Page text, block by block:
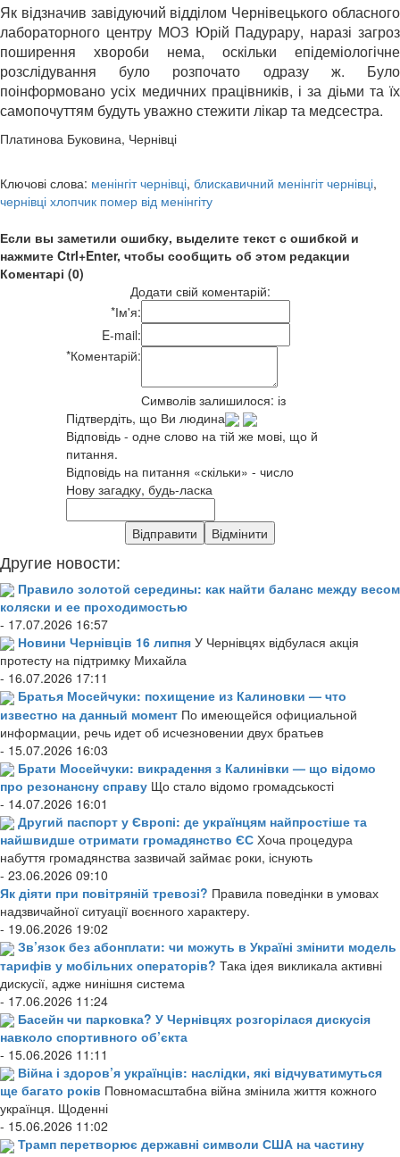
Як відзначив завідуючий відділом Чернівецького обласного
лабораторного центру МОЗ Юрій Падурару, наразі загроз
поширення хвороби нема, оскільки епідеміологічне
розслідування було розпочато одразу ж. Було
поінформовано усіх медичних працівників, і за діьми та їх
самопочуттям будуть уважно стежити лікар та медсестра.
Платинова Буковина, Чернівці
Ключові слова: менінгіт чернівці, блискавичний менінгіт чернівці,
чернівці хлопчик помер від менінгіту
Если вы заметили ошибку, выделите текст с ошибкой и
нажмите Ctrl+Enter, чтобы сообщить об этом редакции
Коментарі (0)
Додати свій коментарій:
*Ім'я:
E-mail:
*Коментарій:
Символів залишилося: із
Підтвердіть, що Ви людина
Відповідь - одне слово на тій же мові, що й
питання.
Відповідь на питання «скільки» - число
Нову загадку, будь-ласка
Другие новости:
Правило золотой середины: как найти баланс между весом
коляски и ее проходимостью
- 17.07.2026 16:57
Новини Чернівців 16 липня У Чернівцях відбулася акція
протесту на підтримку Михайла
- 16.07.2026 17:11
Братья Мосейчуки: похищение из Калиновки — что
известно на данный момент По имеющейся официальной
информации, речь идет об исчезновении двух братьев
- 15.07.2026 16:03
Брати Мосейчуки: викрадення з Калинівки — що відомо
про резонансну справу Що стало відомо громадськості
- 14.07.2026 16:01
Другий паспорт у Європі: де українцям найпростіше та
найшвидше отримати громадянство ЄС Хоча процедура
набуття громадянства зазвичай займає роки, існують
- 23.06.2026 09:10
Як діяти при повітряній тревозі? Правила поведінки в умовах
надзвичайної ситуації воєнного характеру.
- 19.06.2026 19:02
Зв’язок без абонплати: чи можуть в Україні змінити модель
тарифів у мобільних операторів? Така ідея викликала активні
дискусії, адже нинішня система
- 17.06.2026 11:24
Басейн чи парковка? У Чернівцях розгорілася дискусія
навколо спортивного об’єкта
- 15.06.2026 11:11
Війна і здоров’я українців: наслідки, які відчуватимуться
ще багато років Повномасштабна війна змінила життя кожного
українця. Щоденні
- 15.06.2026 11:02
Трамп перетворює державні символи США на частину